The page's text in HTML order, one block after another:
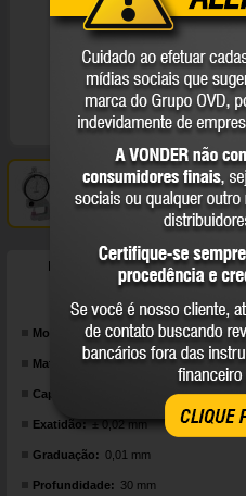
CLIQUE
DETALHES TÉCNICOS
Modelo: ME-010
Material das pontas de medição do
Capacidade:
Exatidão: ± 0,02 mm
Graduação: 0,01 mm
Profundidade: 30 mm